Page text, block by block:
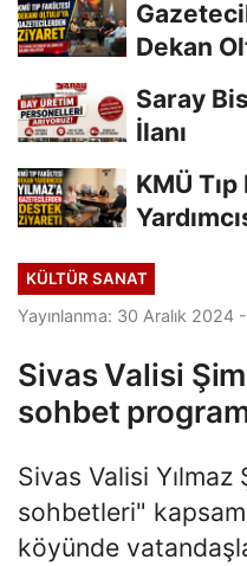
Dekan
Saray
İlanı
KMÜ
KÜLTÜR SANAT
Yayınlanma: 30 Aralık 2024
Sivas Valisi
sohbet
Sivas Valisi Yılmaz
sohbetleri"
köyünde